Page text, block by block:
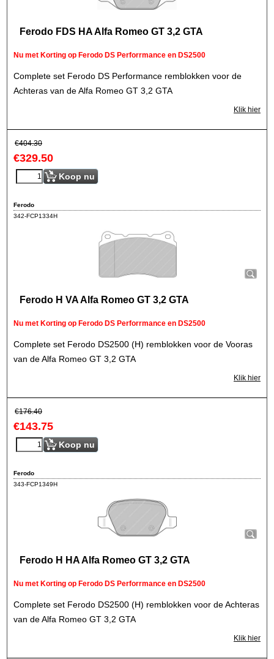
Ferodo FDS HA Alfa Romeo GT 3,2 GTA
Nu met Korting op Ferodo DS Perforrmance en DS2500
Complete set Ferodo DS Performance remblokken voor de
Achteras van de Alfa Romeo GT 3,2 GTA
Klik hier
€404.30
€329.50
Koop nu
Ferodo
342-FCP1334H
Ferodo H VA Alfa Romeo GT 3,2 GTA
Nu met Korting op Ferodo DS Perforrmance en DS2500
Complete set Ferodo DS2500 (H) remblokken voor de Vooras
van de Alfa Romeo GT 3,2 GTA
Klik hier
€176.40
€143.75
Koop nu
Ferodo
343-FCP1349H
Ferodo H HA Alfa Romeo GT 3,2 GTA
Nu met Korting op Ferodo DS Perforrmance en DS2500
Complete set Ferodo DS2500 (H) remblokken voor de Achteras
van de Alfa Romeo GT 3,2 GTA
Klik hier